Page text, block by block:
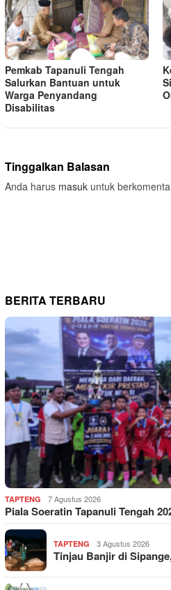
Pemkab Tapanuli Tengah
Salurkan Bantuan untuk
Warga Penyandang
Disabilitas
Tinggalkan Balasan
Anda harus masuk untuk
BERITA TERBARU
TAPTENG 7 Agustus 2026
Piala Soeratin Tapanuli Tengah
TAPTENG 3 Agustus 2026
Tinjau Banjir di